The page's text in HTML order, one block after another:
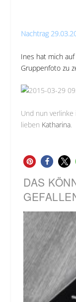
Nachtrag
Ines hat mich
Gruppenfoto zu
Und nun
lieben Katharina
DAS